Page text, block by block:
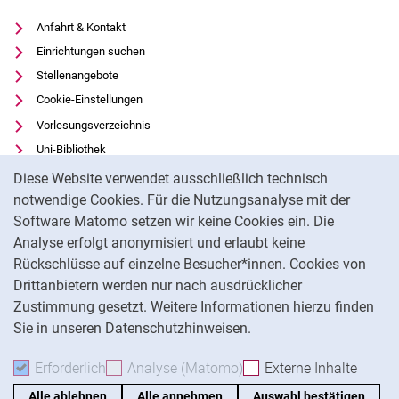
Diese Website verwendet ausschließlich technisch
notwendige Cookies. Für die Nutzungsanalyse mit der
Software Matomo setzen wir keine Cookies ein. Die
Analyse erfolgt anonymisiert und erlaubt keine
Rückschlüsse auf einzelne Besucher*innen. Cookies von
Drittanbietern werden nur nach ausdrücklicher
Zustimmung gesetzt. Weitere Informationen hierzu finden
Sie in unseren Datenschutzhinweisen.
Erforderlich Erforderliche Cookies akzeptieren
Analyse (Matomo) Analyse-Cookies
Externe Inhalte
Anfahrt & Kontakt
Einrichtungen suchen
Stellenangebote
Cookie-Einstellungen
Vorlesungsverzeichnis
Uni-Bibliothek
Moodle
Panopto
Datenschutz
Barrierefreiheit
Transparenter KI-Einsatz